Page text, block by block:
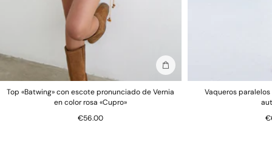
Añadir a la bolsa
Top «Batwing» con escote pronunciado de Vernia
en color rosa «Cupro»
€56.00
Vaqueros